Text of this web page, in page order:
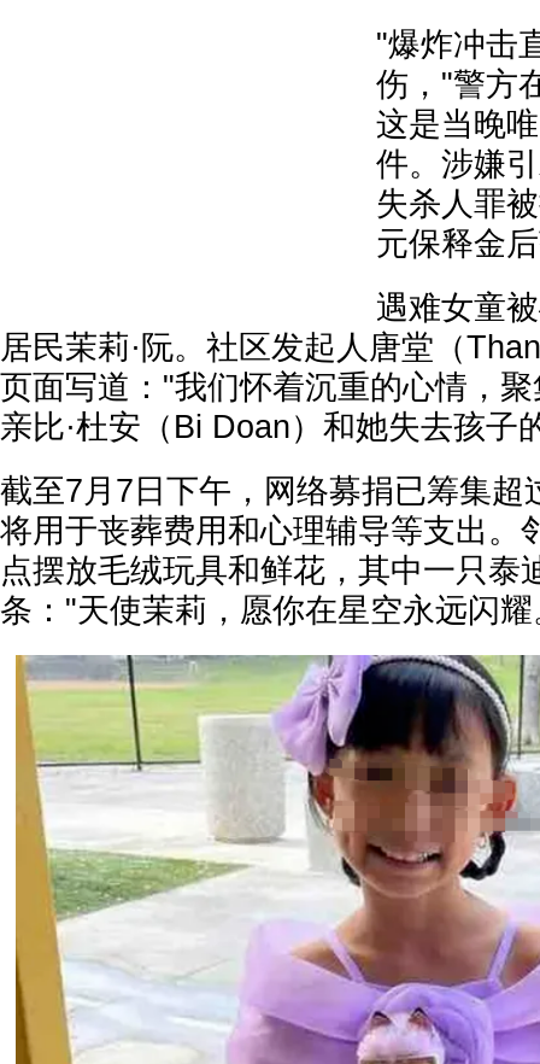
"爆炸冲击
伤，"警方
这是当晚
件。涉嫌
失杀人罪
元保释金
遇难女童
居民茉莉·阮。社区发起人唐堂（
页面写道："我们怀着沉重的心情，
亲比·杜安（Bi Doan）和她失去孩子
截至7月7日下午，网络募捐已筹集超
将用于丧葬费用和心理辅导等支出。
点摆放毛绒玩具和鲜花，其中一只泰
条："天使茉莉，愿你在星空永远闪